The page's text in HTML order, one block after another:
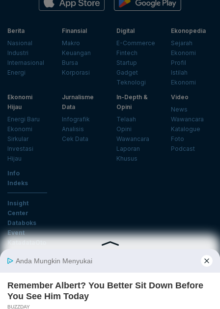
Berita
Nasional
Industri
Internasional
Energi
Finansial
Makro
Keuangan
Bursa
Korporasi
Digital
E-Commerce
Fintech
Startup
Gadget
Teknologi
Ekonopedia
Sejarah
Ekonomi
Profil
Istilah
Ekonomi
Ekonomi
Hijau
Energi Baru
Ekonomi
Sirkular
Investasi
Hijau
Jurnalisme
Data
Infografik
Analisis
Cek Data
In-Depth &
Opini
Telaah
Opini
Wawancara
Laporan
Khusus
Video
News
Wawancara
Katalogue
Foto
Podcast
Info
Indeks
Insight
Center
Databoks
Event
KatadataOto
Email
Daftar